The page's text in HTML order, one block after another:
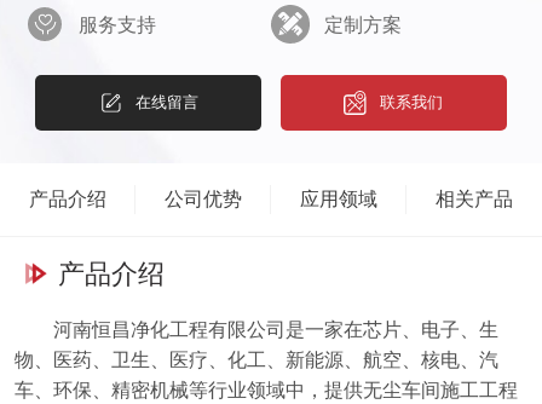
车制造、环保设备研发和精密机械加工等。我们拥有支经验丰富、技
术精湛的技术团队，能够为客户提供从项目规划、设计、施工到维护
的全方位服务。作为一家净化工程公司，我们非常重视施工质量和安
全，严格遵守相关法规和标准，确保每一个细节都符合客户的要求和
量。我们的空气处理机设备能够提供过滤和空气净化，从而保障车间
户提供净化工程服务，让客户的生产过程更加安全、环保。我们的愿
和满意成为我们不断前进的动力.河南恒昌净化工程有限公司期待与
您携手共创美好未来!我们将以雄厚的技术力量和完善的服务体系，
为您提供净化工程服务。无论是在施工工程还是在空气处理机的生产
服务支持 定制方案
在线留言 联系我们
产品介绍 公司优势 应用领域 相关产品
产品介绍
河南恒昌净化工程有限公司是一家在芯片、电子、生
物、医药、卫生、医疗、化工、新能源、航空、核电、汽
车、环保、精密机械等行业领域中，提供无尘车间施工工程